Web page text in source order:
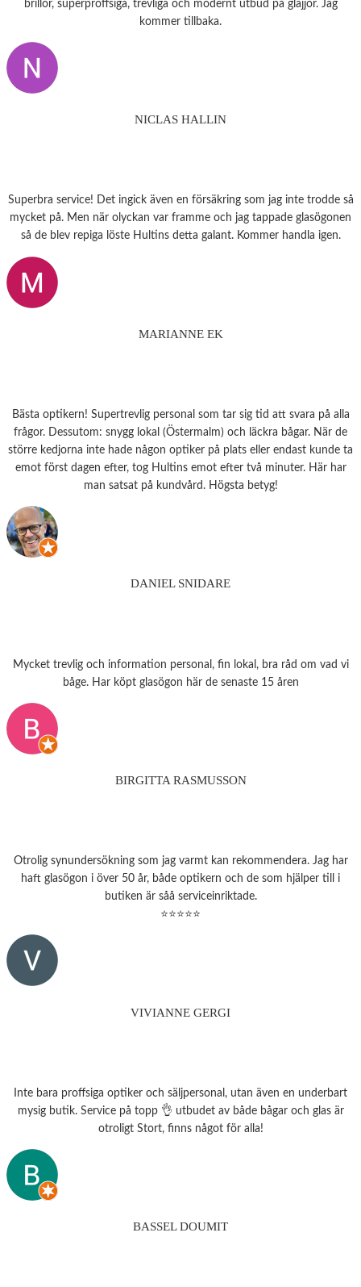
brillor, superproffsiga, trevliga och modernt utbud på glajjor. Jag
kommer tillbaka.
NICLAS HALLIN
Superbra service! Det ingick även en försäkring som jag inte trodde så
mycket på. Men när olyckan var framme och jag tappade glasögonen
så de blev repiga löste Hultins detta galant. Kommer handla igen.
MARIANNE EK
Bästa optikern! Supertrevlig personal som tar sig tid att svara på alla
frågor. Dessutom: snygg lokal (Östermalm) och läckra bågar. När de
större kedjorna inte hade någon optiker på plats eller endast kunde ta
emot först dagen efter, tog Hultins emot efter två minuter. Här har
man satsat på kundvård. Högsta betyg!
DANIEL SNIDARE
Mycket trevlig och information personal, fin lokal, bra råd om vad vi
båge. Har köpt glasögon här de senaste 15 åren
BIRGITTA RASMUSSON
Otrolig synundersökning som jag varmt kan rekommendera. Jag har
haft glasögon i över 50 år, både optikern och de som hjälper till i
butiken är såå serviceinriktade.
⭐⭐⭐⭐⭐
VIVIANNE GERGI
Inte bara proffsiga optiker och säljpersonal, utan även en underbart
mysig butik. Service på topp 👌 utbudet av både bågar och glas är
otroligt Stort, finns något för alla!
BASSEL DOUMIT